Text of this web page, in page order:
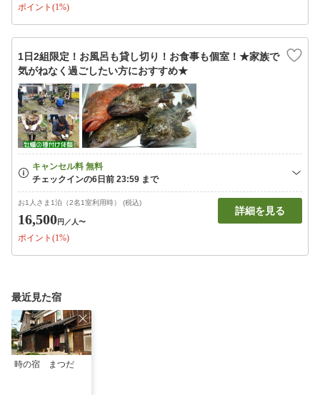
ポイント(1%)
1日2組限定！お風呂も貸し切り！お食事も個室！★家族で
気がねなく過ごしたい方におすすめ★
お1人さま1泊（2名1室利用時） (税込)
16,500円 ／人〜
ポイント(1%)
詳細を見る
最近見た宿
時の宿 まつだ